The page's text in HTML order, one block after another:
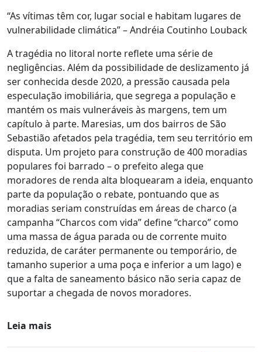
“As vítimas têm cor, lugar social e habitam lugares de
vulnerabilidade climática” – Andréia Coutinho Louback
A tragédia no litoral norte reflete uma série de
negligências. Além da possibilidade de deslizamento já
ser conhecida desde 2020, a pressão causada pela
especulação imobiliária, que segrega a população e
mantém os mais vulneráveis às margens, tem um
capítulo à parte. Maresias, um dos bairros de São
Sebastião afetados pela tragédia, tem seu território em
disputa. Um projeto para construção de 400 moradias
populares foi barrado – o prefeito alega que
moradores de renda alta bloquearam a ideia, enquanto
parte da população o rebate, pontuando que as
moradias seriam construídas em áreas de charco (a
campanha “Charcos com vida” define “charco” como
uma massa de água parada ou de corrente muito
reduzida, de caráter permanente ou temporário, de
tamanho superior a uma poça e inferior a um lago) e
que a falta de saneamento básico não seria capaz de
suportar a chegada de novos moradores.
Leia mais